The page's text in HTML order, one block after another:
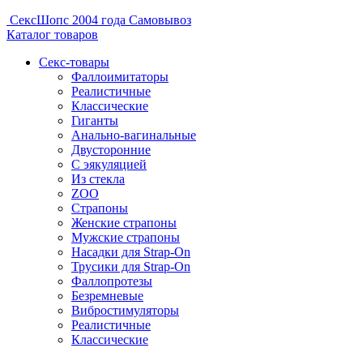
СексШопс 2004 года Самовывоз
Каталог товаров
Секс-товары
Фаллоимитаторы
Реалистичные
Классические
Гиганты
Анально-вагинальные
Двусторонние
С эякуляцией
Из стекла
ZOO
Страпоны
Женские страпоны
Мужские страпоны
Насадки для Strap-On
Трусики для Strap-On
Фаллопротезы
Безремневые
Вибростимуляторы
Реалистичные
Классические